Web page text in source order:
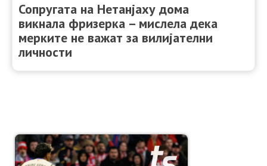
Сопругата на Нетанјаху дома
викнала фризерка – мислела дека
мерките не важат за вилијателни
личности